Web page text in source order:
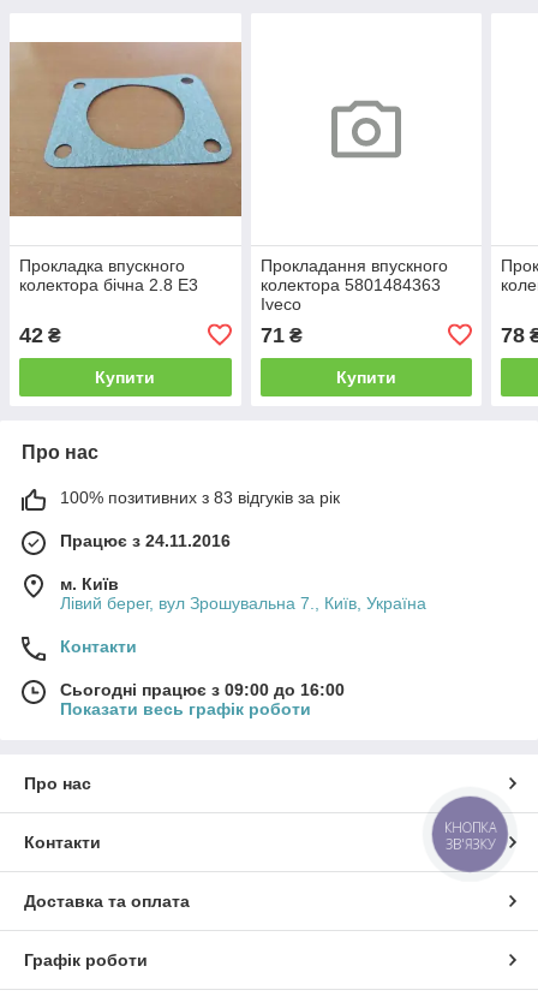
Прокладка впускного
колектора бічна 2.8 Е3
42 ₴
Купити
Прокладання впускного
колектора 5801484363
Iveco
71₴
Купити
78
Про нас
100% позитивних з 83 відгуків за рік
Працює з 24.11.2016
м. Київ
Лівий берег, вул Зрошувальна 7., Київ, Україна
Контакти
Сьогодні працює з 09:00 до 16:00
Показати весь графік роботи
Про нас
Контакти
Доставка та оплата
Графік роботи
КНОПКА
ЗВ'ЯЗКУ